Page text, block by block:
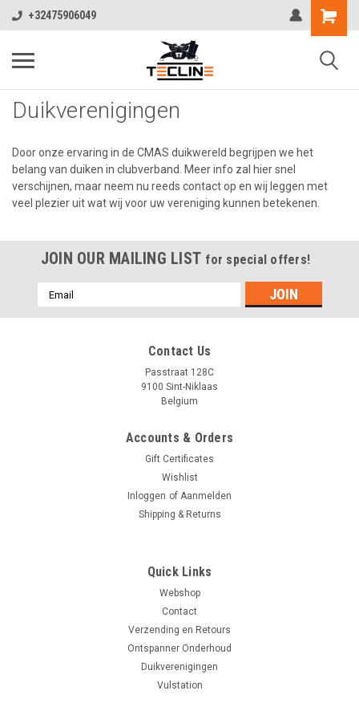
+32475906049
Duikverenigingen
Door onze ervaring in de CMAS duikwereld begrijpen we het
belang van duiken in clubverband. Meer info zal hier snel
verschijnen, maar neem nu reeds contact op en wij leggen met
veel plezier uit wat wij voor uw vereniging kunnen betekenen.
JOIN OUR MAILING LIST for special offers!
Emailadres
Contact Us
Passtraat 128C
9100 Sint-Niklaas
Belgium
Accounts & Orders
Gift Certificates
Wishlist
Inloggen of Aanmelden
Shipping & Returns
Quick Links
Webshop
Contact
Verzending en Retours
Ontspanner Onderhoud
Duikverenigingen
Vulstation